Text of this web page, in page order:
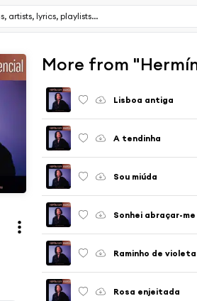
More from
Lisboa antiga
A tendinha
Sou miúda
Sonhei abraçar-
Raminho de violeta
Rosa enjeitada